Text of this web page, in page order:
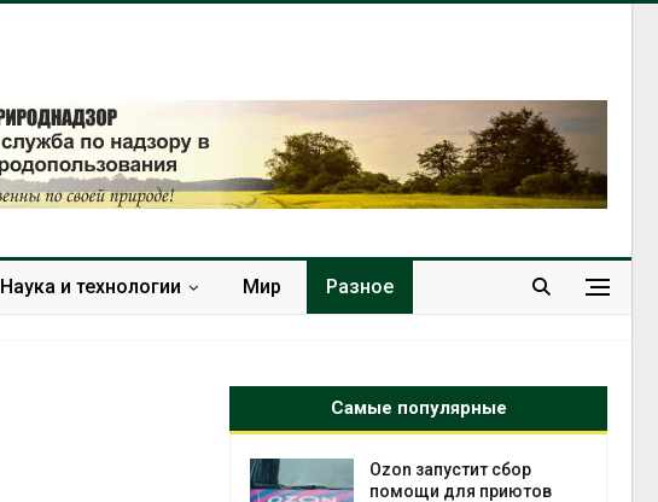
Наука и технологии Мир Разное
Самые популярные
Ozon запустит сбор
помощи для приютов